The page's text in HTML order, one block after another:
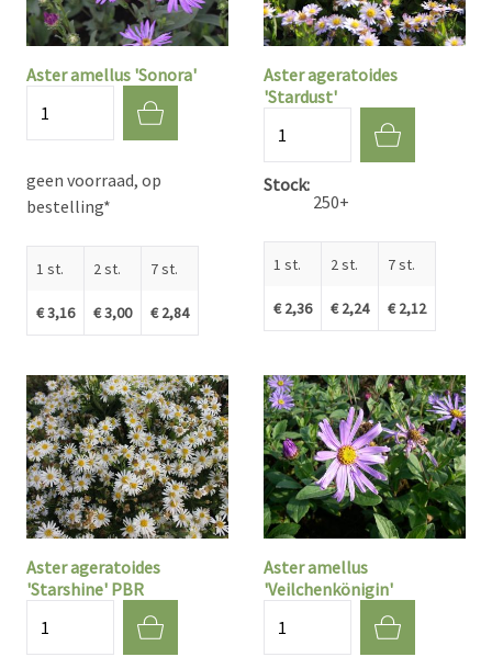
Aster amellus 'Sonora'
geen voorraad, op
bestelling*
1 st.
€ 3,16
2 st.
€ 3,00
7 st.
€ 2,84
Aster ageratoides
'Stardust'
Stock
250+
1 st.
€ 2,36
2 st.
€ 2,24
7 st.
€ 2,12
Aster ageratoides
'Starshine' PBR
Aster amellus
'Veilchenkönigin'